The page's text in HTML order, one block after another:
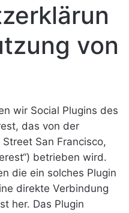
von
wir Social Plugins des
das von der
San Francisco,
betrieben wird.
die ein solches Plugin
direkte Verbindung
her. Das Plugin